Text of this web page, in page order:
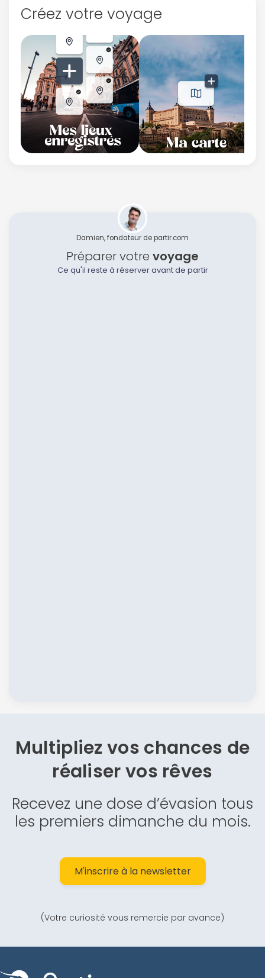
Créez votre voyage
Damien, fondateur de partir.com
Préparer votre voyage
Ce qu'il reste à réserver avant de partir
Multipliez vos chances de
réaliser vos rêves
Recevez une dose d’évasion tous
les premiers dimanche du mois.
M'inscrire à la newsletter
(Votre curiosité vous remercie par avance)